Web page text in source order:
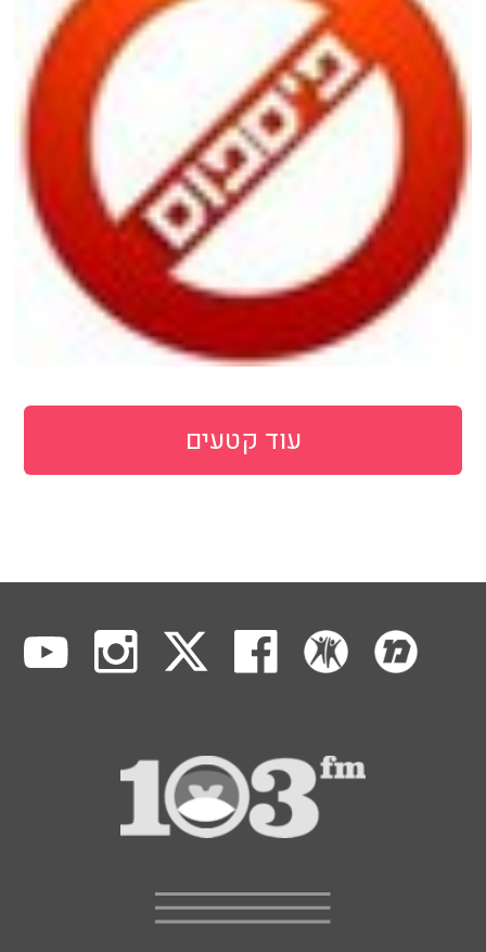
עוד קטעים